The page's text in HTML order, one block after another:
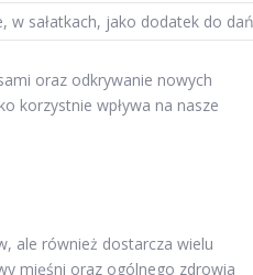
w sałatkach, jako dodatek do dań
oraz odkrywanie nowych
korzystnie wpływa na nasze
ale również dostarcza wielu
mięśni oraz ogólnego zdrowia